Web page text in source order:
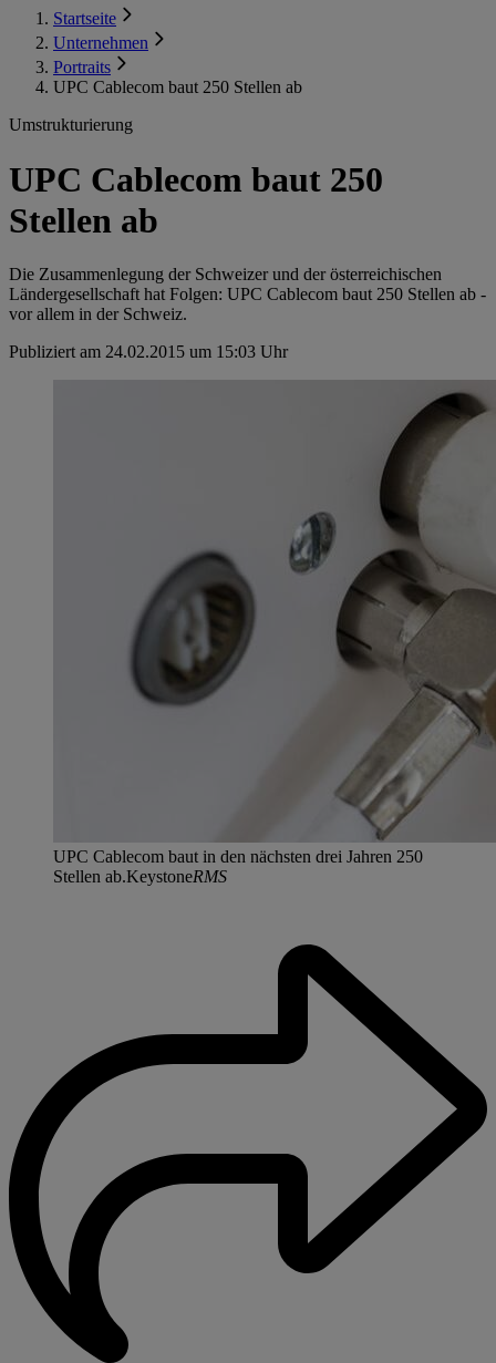
Startseite
Unternehmen
Portraits
UPC Cablecom baut 250 Stellen ab
Umstrukturierung
UPC Cablecom baut 250
Stellen ab
Die Zusammenlegung der Schweizer und der österreichischen
Ländergesellschaft hat Folgen: UPC Cablecom baut 250 Stellen ab -
vor allem in der Schweiz.
Publiziert am 24.02.2015 um 15:03 Uhr
UPC Cablecom baut in den nächsten drei Jahren 250
Stellen ab.KeystoneRMS